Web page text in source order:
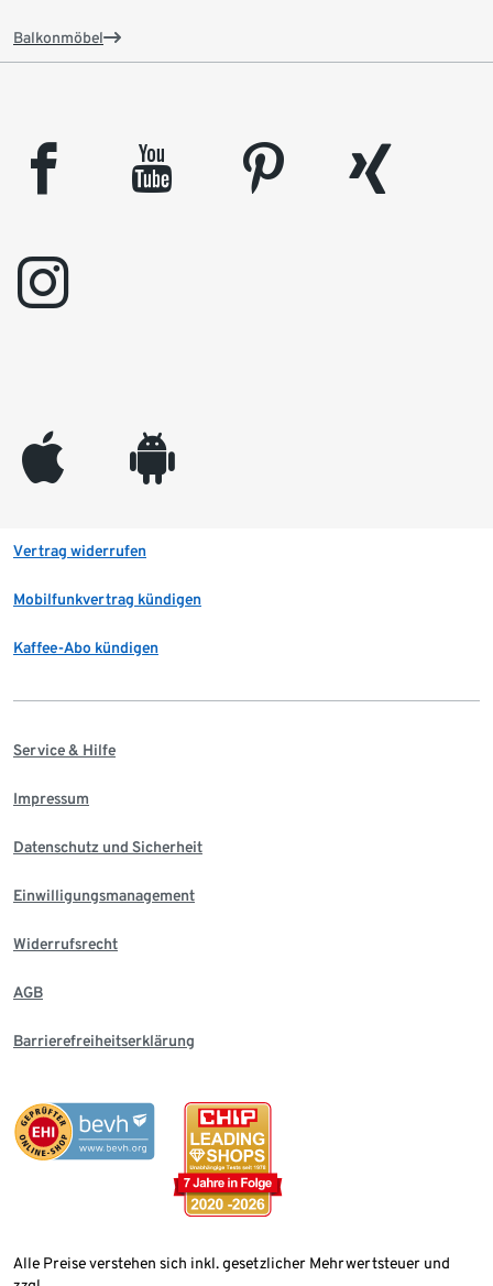
Balkonmöbel
facebook youtube pinterest
xing
instagram
appleinc android
Vertrag widerrufen
Mobilfunkvertrag kündigen
Kaffee-Abo kündigen
Service & Hilfe
Impressum
Datenschutz und Sicherheit
Einwilligungsmanagement
Widerrufsrecht
AGB
Barrierefreiheitserklärung
Alle Preise verstehen sich inkl. gesetzlicher Mehrwertsteuer und